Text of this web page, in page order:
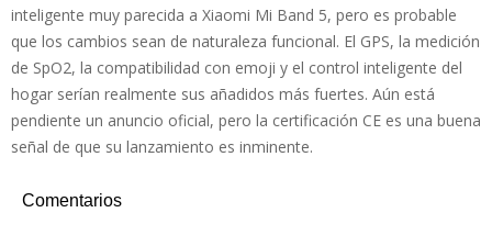
inteligente muy parecida a Xiaomi Mi Band 5, pero es probable
que los cambios sean de naturaleza funcional. El GPS, la medición
de SpO2, la compatibilidad con emoji y el control inteligente del
hogar serían realmente sus añadidos más fuertes. Aún está
pendiente un anuncio oficial, pero la certificación CE es una buena
señal de que su lanzamiento es inminente.
Comentarios